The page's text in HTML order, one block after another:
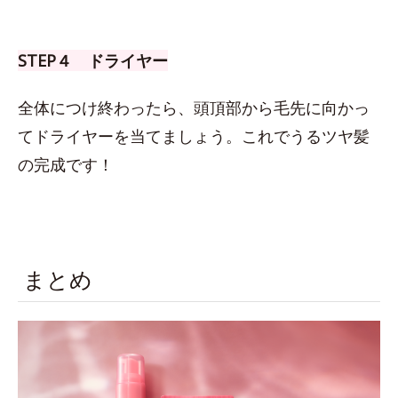
STEP４ ドライヤー
全体につけ終わったら、頭頂部から毛先に向かっ
てドライヤーを当てましょう。これでうるツヤ髪
の完成です！
まとめ